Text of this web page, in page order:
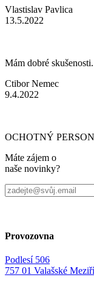
Vlastislav Pavlica
13.5.2022
Mám dobré skušenosti.
Ctibor Nemec
9.4.2022
OCHOTNÝ
Máte zájem o
naše novinky?
Provozovna
Podlesí 506
757 01 Valašské